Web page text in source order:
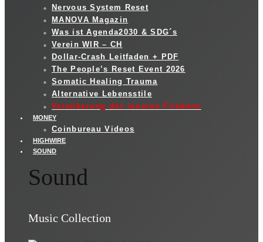
Nervous System Reset
MANOVA Magazin
Was ist Agenda2030 & SDG´s
Verein WIR – CH
Dollar-Crash Leitfaden + PDF
The People’s Reset Event 2026
Somatic Healing Trauma
Alternative Lebensstile
Verankerung des inneren Friedens
MONEY
Coinbureau Videos
HIGHWIRE
SOUND
Sound
Music Collection